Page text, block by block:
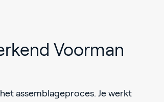
Voorman
assemblageproces. Je werkt